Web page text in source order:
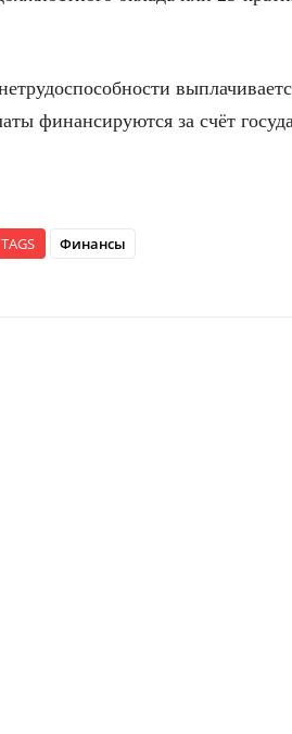
финансируются за счёт
TAGS Финансы